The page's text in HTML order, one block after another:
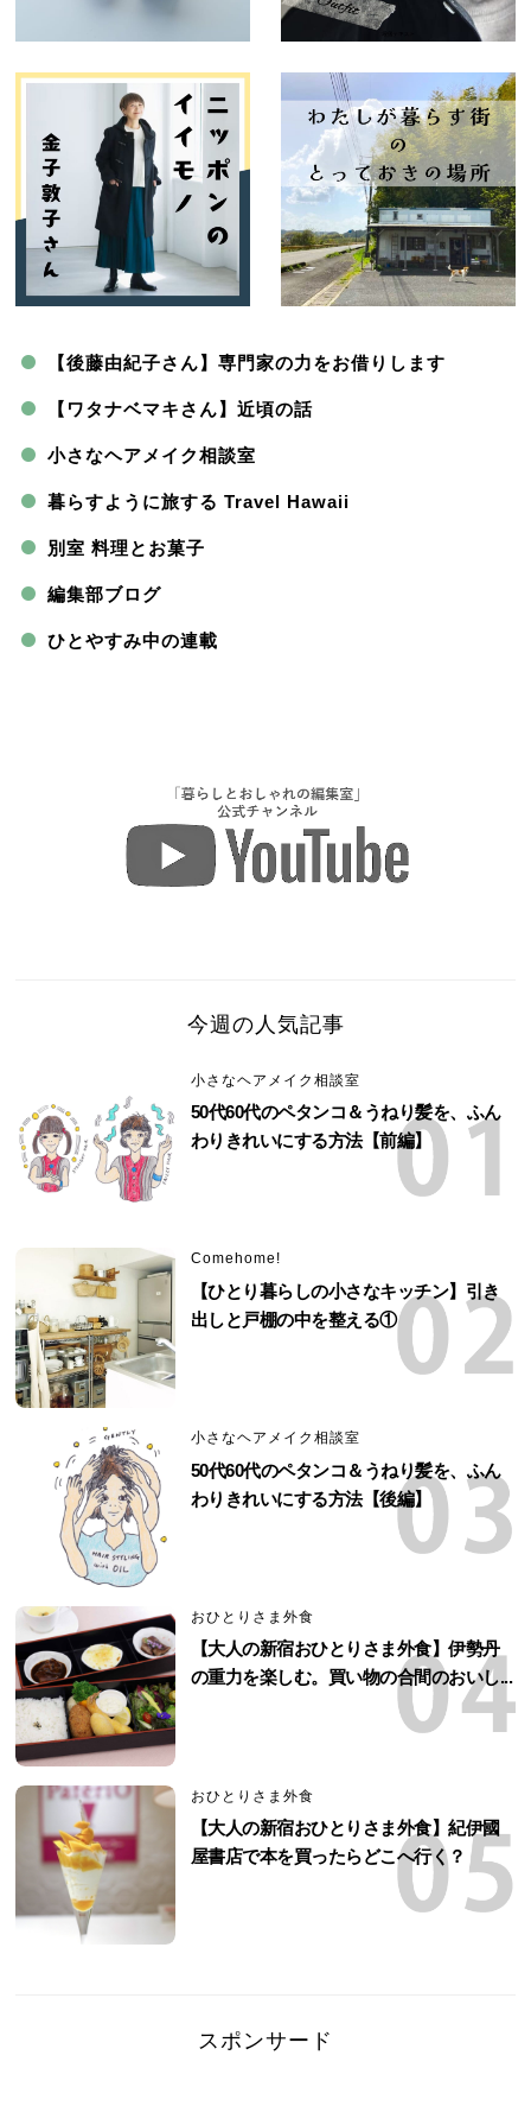
【後藤由紀子さん】専門家の力をお借りします
【ワタナベマキさん】近頃の話
小さなヘアメイク相談室
暮らすように旅する Travel Hawaii
別室 料理とお菓子
編集部ブログ
ひとやすみ中の連載
今週の人気記事
小さなヘアメイク相談室
50代60代のペタンコ＆うねり髪を、ふん
わりきれいにする方法【前編】
Comehome!
【ひとり暮らしの小さなキッチン】引き
出しと戸棚の中を整える①
小さなヘアメイク相談室
50代60代のペタンコ＆うねり髪を、ふん
わりきれいにする方法【後編】
おひとりさま外食
【大人の新宿おひとりさま外食】伊勢丹
の重力を楽しむ。買い物の合間のおいし...
おひとりさま外食
【大人の新宿おひとりさま外食】紀伊國
屋書店で本を買ったらどこへ行く？
スポンサード